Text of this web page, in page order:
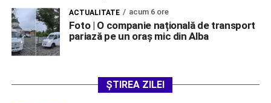
ACTUALITATE acum 6 ore
Foto | O companie națională de transport
pariază pe un oraș mic din Alba
ȘTIREA ZILEI